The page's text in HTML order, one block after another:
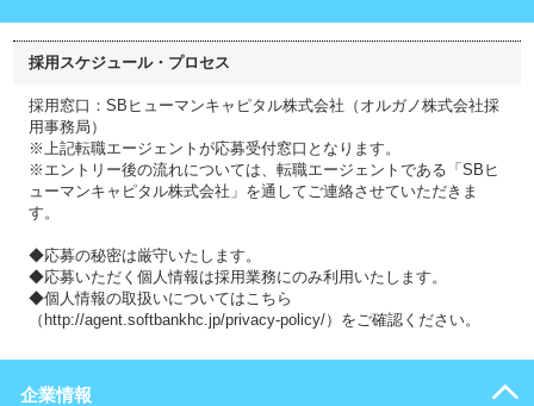
採用スケジュール・プロセス
採用窓口：SBヒューマンキャピタル株式会社（オルガノ株式会社採
用事務局）
※上記転職エージェントが応募受付窓口となります。
※エントリー後の流れについては、転職エージェントである「SBヒ
ューマンキャピタル株式会社」を通してご連絡させていただきま
す。
◆応募の秘密は厳守いたします。
◆応募いただく個人情報は採用業務にのみ利用いたします。
◆個人情報の取扱いについてはこちら
（http://agent.softbankhc.jp/privacy-policy/）をご確認ください。
企業情報